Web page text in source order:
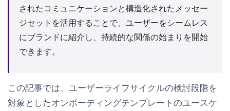
されたコミュニケーションと構造化されたメッセー
ジセットを活用することで、ユーザーをシームレス
にブランドに紹介し、持続的な関係の始まりを開始
できます。
この記事では、ユーザーライフサイクルの検討段階を
対象としたオンボーディングテンプレートのユースケ